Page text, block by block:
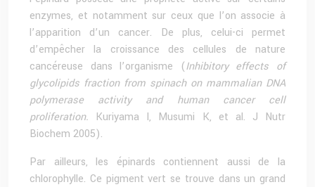
enzymes, et notamment sur ceux que l’on associe à
l’apparition d’un cancer. De plus, celui-ci permet
d’empêcher la croissance des cellules de nature
cancéreuse dans l’organisme (Inhibitory effects of
glycolipids fraction from spinach on mammalian DNA
polymerase activity and human cancer cell
proliferation. Kuriyama I, Musumi K, et al. J Nutr
Biochem 2005).
Par ailleurs, les épinards contiennent aussi de la
chlorophylle. Ce pigment vert se trouve dans un grand